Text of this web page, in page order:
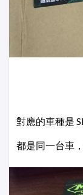
對應的車種是
都是同一台車